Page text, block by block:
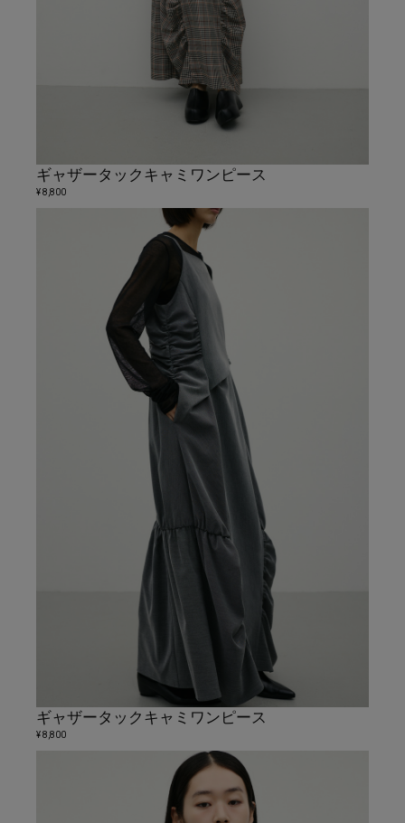
ギャザータックキャミワンピース
¥ 8,800
ギャザータックキャミワンピース
¥ 8,800